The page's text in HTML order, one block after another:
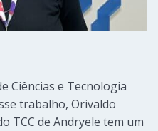
Ciências e Tecnologia
trabalho, Orivaldo
TCC de Andryele tem um